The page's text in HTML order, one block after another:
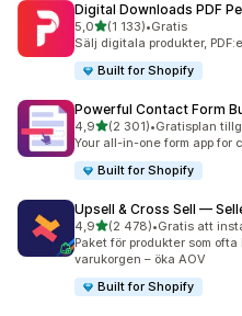
Digital Downloads PDF
5,0av 5 stjärnor
(1 133)
1133 recensioner totalt
•Gratis
Sälj digitala produkter,
Built for Shopify
Powerful Contact Form
4,9av 5 stjärnor
(2 301)
2301 recensioner totalt
•Gratisplan
Your all-in-one form app for
Built for Shopify
Upsell & Cross Sell —
4,9av 5 stjärnor
(2 478)
2478 recensioner totalt
•Gratis att
Paket för produkter som
varukorgen – öka AOV
Built for Shopify